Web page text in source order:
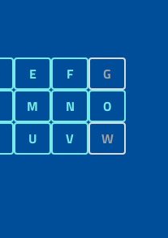
E F
G
M N
O
U V
W